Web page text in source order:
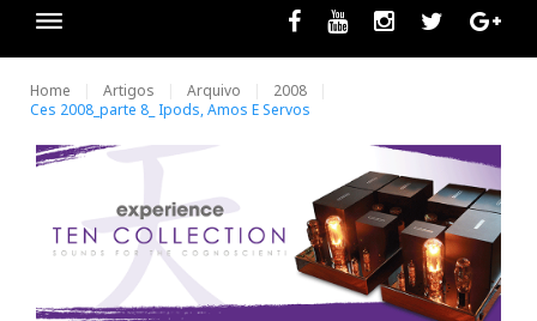
Facebook
Youtube InstagramTwitter
Home Artigos Arquivo
2008
Ces 2008_parte 8_ Ipods, Amos E Servos